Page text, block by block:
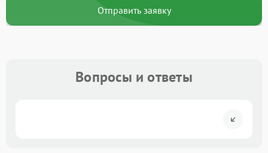
Отправить заявку
Вопросы и ответы